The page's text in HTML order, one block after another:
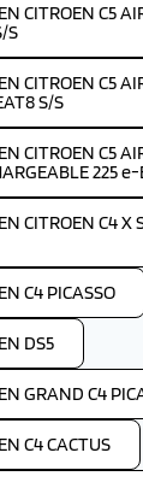
CITROEN C5
S
CITROEN C5
S/S
CITROEN C5
225
CITROEN C4 X
C4 PICASSO
DS5
GRAND C4
C4 CACTUS